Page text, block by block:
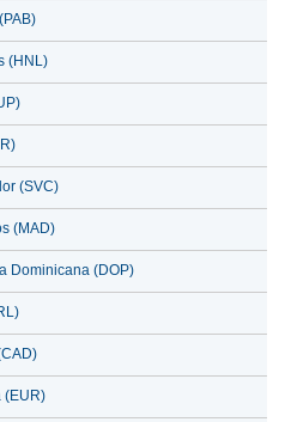
(HNL)
(SVC)
(MAD)
Dominicana (DOP)
(EUR)